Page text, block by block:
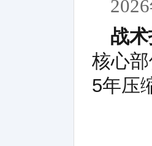
战
核心
5年压